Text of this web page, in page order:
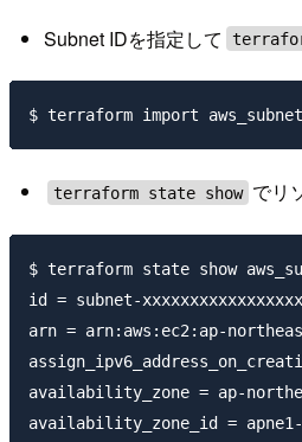
Subnet IDを指定して
terraform state show でリ
$ terraform state show
id = subnet-xxxxxxxxxxxxxxxxx
arn = arn:aws:ec2:ap-
availability_zone = ap-
availability_zone_id = apne1-